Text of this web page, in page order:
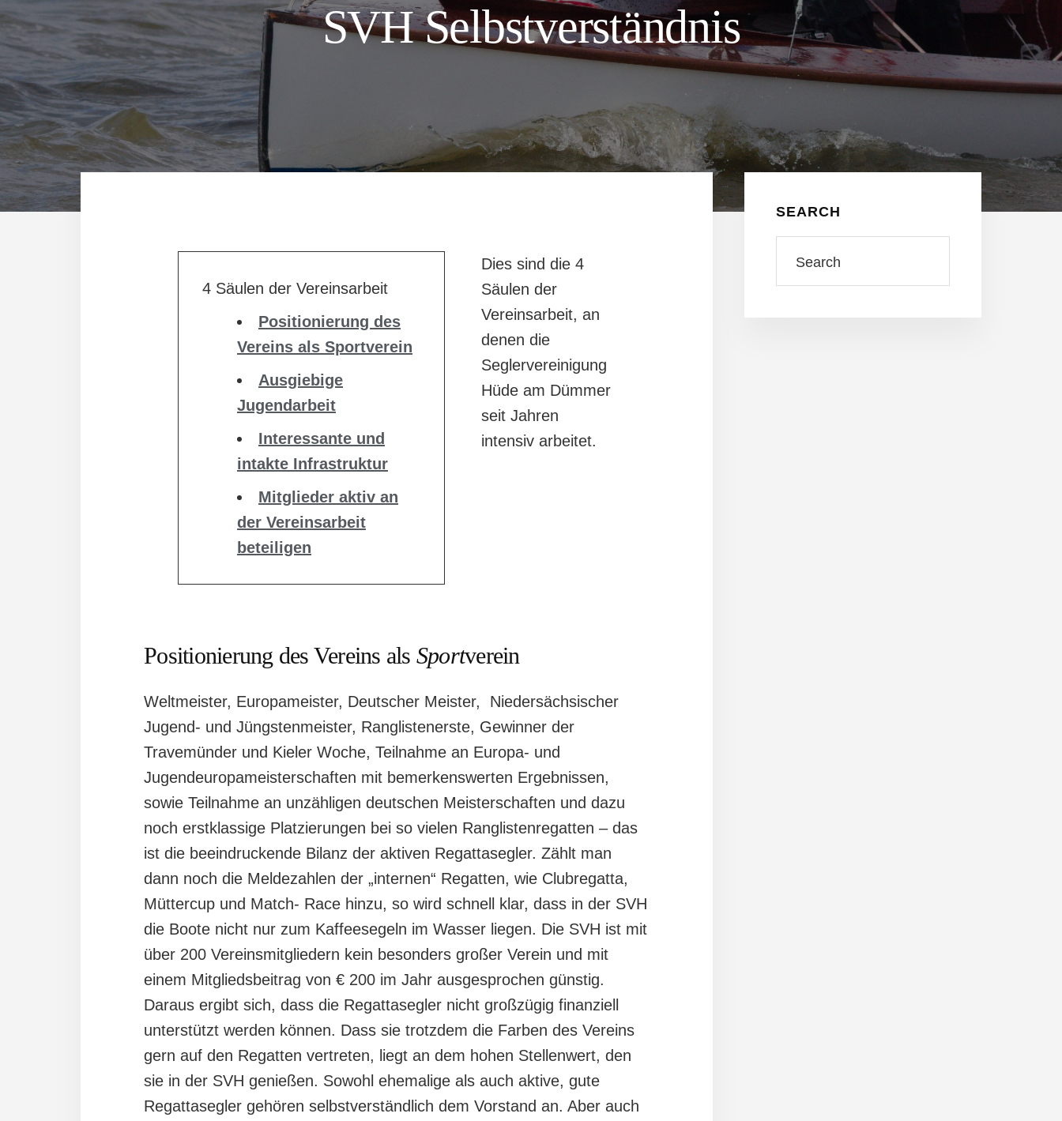
SVH Selbstverständnis
4 Säulen der Vereinsarbeit
Positionierung des
Vereins als Sportverein
Ausgiebige
Jugendarbeit
Interessante und
intakte Infrastruktur
Mitglieder aktiv an
der Vereinsarbeit
beteiligen
Dies sind die 4
Säulen der
Vereinsarbeit, an
denen die
Seglervereinigung
Hüde am Dümmer
seit Jahren
intensiv arbeitet.
Positionierung des Vereins als Sportverein
Weltmeister, Europameister, Deutscher Meister, Niedersächsischer
Jugend- und Jüngstenmeister, Ranglistenerste, Gewinner der
Travemünder und Kieler Woche, Teilnahme an Europa- und
Jugendeuropameisterschaften mit bemerkenswerten Ergebnissen,
sowie Teilnahme an unzähligen deutschen Meisterschaften und dazu
noch erstklassige Platzierungen bei so vielen Ranglistenregatten – das
ist die beeindruckende Bilanz der aktiven Regattasegler. Zählt man
dann noch die Meldezahlen der „internen“ Regatten, wie Clubregatta,
Müttercup und Match- Race hinzu, so wird schnell klar, dass in der SVH
die Boote nicht nur zum Kaffeesegeln im Wasser liegen. Die SVH ist mit
über 200 Vereinsmitgliedern kein besonders großer Verein und mit
einem Mitgliedsbeitrag von € 200 im Jahr ausgesprochen günstig.
Daraus ergibt sich, dass die Regattasegler nicht großzügig finanziell
unterstützt werden können. Dass sie trotzdem die Farben des Vereins
gern auf den Regatten vertreten, liegt an dem hohen Stellenwert, den
sie in der SVH genießen. Sowohl ehemalige als auch aktive, gute
Regattasegler gehören selbstverständlich dem Vorstand an. Aber auch
Seitenspalte
SEARCH